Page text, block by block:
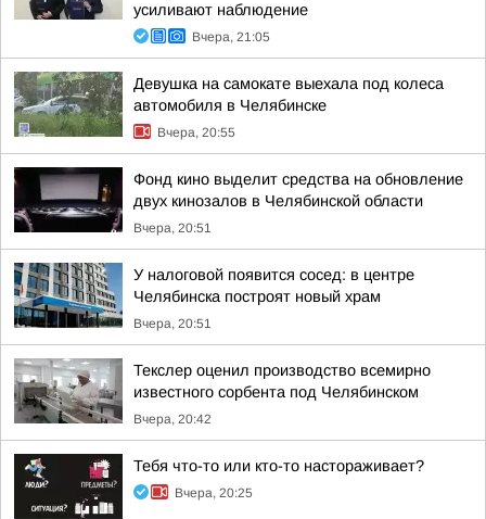
усиливают наблюдение
Вчера, 21:05
Девушка на самокате выехала под колеса
автомобиля в Челябинске
Вчера, 20:55
Фонд кино выделит средства на обновление
двух кинозалов в Челябинской области
Вчера, 20:51
У налоговой появится сосед: в центре
Челябинска построят новый храм
Вчера, 20:51
Текслер оценил производство всемирно
известного сорбента под Челябинском
Вчера, 20:42
Тебя что-то или кто-то настораживает?
Вчера, 20:25